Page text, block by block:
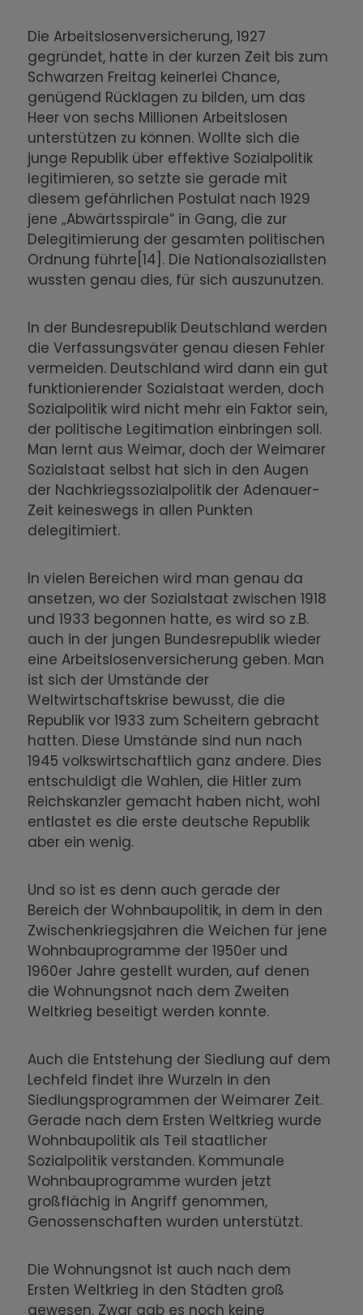
Die Arbeitslosenversicherung, 1927
gegründet, hatte in der kurzen Zeit bis zum
Schwarzen Freitag keinerlei Chance,
genügend Rücklagen zu bilden, um das
Heer von sechs Millionen Arbeitslosen
unterstützen zu können. Wollte sich die
junge Republik über effektive Sozialpolitik
legitimieren, so setzte sie gerade mit
diesem gefährlichen Postulat nach 1929
jene „Abwärtsspirale“ in Gang, die zur
Delegitimierung der gesamten politischen
Ordnung führte[14]. Die Nationalsozialisten
wussten genau dies, für sich auszunutzen.
In der Bundesrepublik Deutschland werden
die Verfassungsväter genau diesen Fehler
vermeiden. Deutschland wird dann ein gut
funktionierender Sozialstaat werden, doch
Sozialpolitik wird nicht mehr ein Faktor sein,
der politische Legitimation einbringen soll.
Man lernt aus Weimar, doch der Weimarer
Sozialstaat selbst hat sich in den Augen
der Nachkriegssozialpolitik der Adenauer-
Zeit keineswegs in allen Punkten
delegitimiert.
In vielen Bereichen wird man genau da
ansetzen, wo der Sozialstaat zwischen 1918
und 1933 begonnen hatte, es wird so z.B.
auch in der jungen Bundesrepublik wieder
eine Arbeitslosenversicherung geben. Man
ist sich der Umstände der
Weltwirtschaftskrise bewusst, die die
Republik vor 1933 zum Scheitern gebracht
hatten. Diese Umstände sind nun nach
1945 volkswirtschaftlich ganz andere. Dies
entschuldigt die Wahlen, die Hitler zum
Reichskanzler gemacht haben nicht, wohl
entlastet es die erste deutsche Republik
aber ein wenig.
Und so ist es denn auch gerade der
Bereich der Wohnbaupolitik, in dem in den
Zwischenkriegsjahren die Weichen für jene
Wohnbauprogramme der 1950er und
1960er Jahre gestellt wurden, auf denen
die Wohnungsnot nach dem Zweiten
Weltkrieg beseitigt werden konnte.
Auch die Entstehung der Siedlung auf dem
Lechfeld findet ihre Wurzeln in den
Siedlungsprogrammen der Weimarer Zeit.
Gerade nach dem Ersten Weltkrieg wurde
Wohnbaupolitik als Teil staatlicher
Sozialpolitik verstanden. Kommunale
Wohnbauprogramme wurden jetzt
großflächig in Angriff genommen,
Genossenschaften wurden unterstützt.
Die Wohnungsnot ist auch nach dem
Ersten Weltkrieg in den Städten groß
gewesen. Zwar gab es noch keine